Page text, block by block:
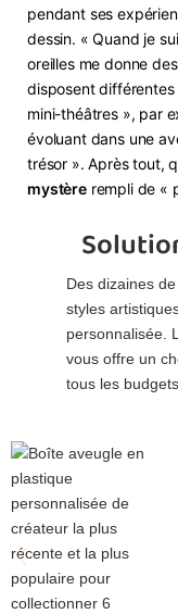
pendant ses
dessin. « Quand je
oreilles me donne
disposent différentes
mini-théâtres », par
évoluant dans une
trésor ». Après tout,
mystèrerempli de «
Des dizaines
styles
personnalisée.
vous offre un
tous les